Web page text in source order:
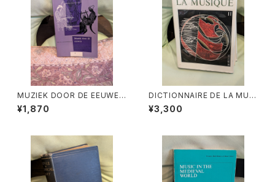
MUZIEK DOOR DE EEUWEN
3【著者：DRS.W.C.M.KLOPPE
NBURG】出版社：Broekmans
¥1,870
DICTIONNAIRE DE LA MUSI
QUE Ⅱ:les mens et leurs
œuvres『音楽辞典：人物とその
¥3,300